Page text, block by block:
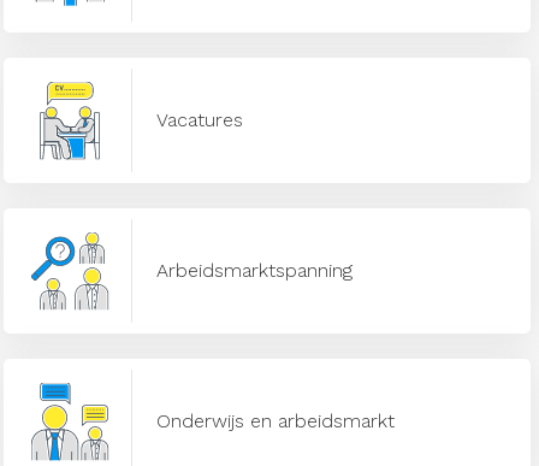
Vacatures
Arbeidsmarktspanning
Onderwijs en arbeidsmarkt